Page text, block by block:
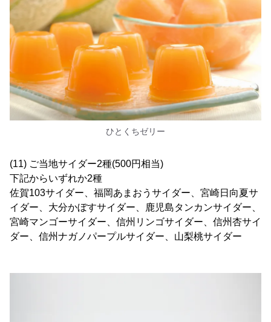
ひとくちゼリー
(11) ご当地サイダー2種(500円相当)
下記からいずれか2種
佐賀103サイダー、福岡あまおうサイダー、宮崎日向夏サ
イダー、大分かぼすサイダー、鹿児島タンカンサイダー、
宮崎マンゴーサイダー、信州リンゴサイダー、信州杏サイ
ダー、信州ナガノパープルサイダー、山梨桃サイダー